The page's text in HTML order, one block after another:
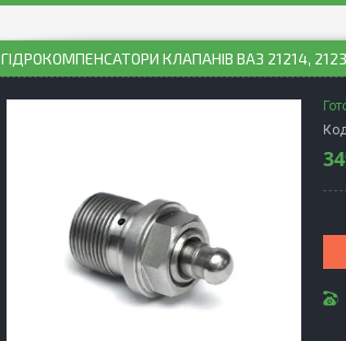
ГІДРОКОМПЕНСАТОРИ КЛАПАНІВ ВАЗ 21214,